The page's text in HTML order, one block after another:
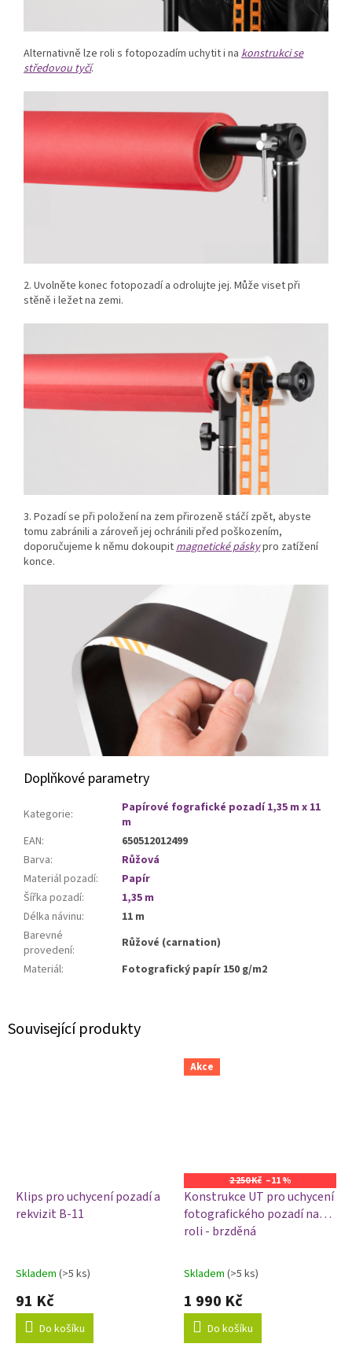
Související produkty
Klips pro uchycení pozadí a
rekvizit B-11
Průměrné
hodnocení
produktu
1,0
Skladem (>5 ks)
91 Kč
Do košíku
Akce
2 250 Kč –11 %
Konstrukce UT pro uchycení
fotografického pozadí na
roli - brzděná
Průměrné
produktu
5,0
Skladem (>5 ks)
1 990 Kč
Do košíku
Alternativně lze roli s fotopozadím uchytit i na konstrukci se
středovou tyčí.
2. Uvolněte konec fotopozadí a odrolujte jej. Může viset při
stěně i ležet na zemi.
3. Pozadí se při položení na zem přirozeně stáčí zpět, abyste
tomu zabránili a zároveň jej ochránili před poškozením,
doporučujeme k němu dokoupit magnetické páskypro zatížení
konce.
Doplňkové parametry
Kategorie:
Papírové fografické pozadí 1,35 m x 11
m
EAN:
650512012499
Barva:
Růžová
Materiál pozadí:
Papír
Šířka pozadí:
1,35 m
Délka návinu:
11 m
Barevné
provedení:
Růžové (carnation)
Materiál: Fotografický papír 150 g/m2